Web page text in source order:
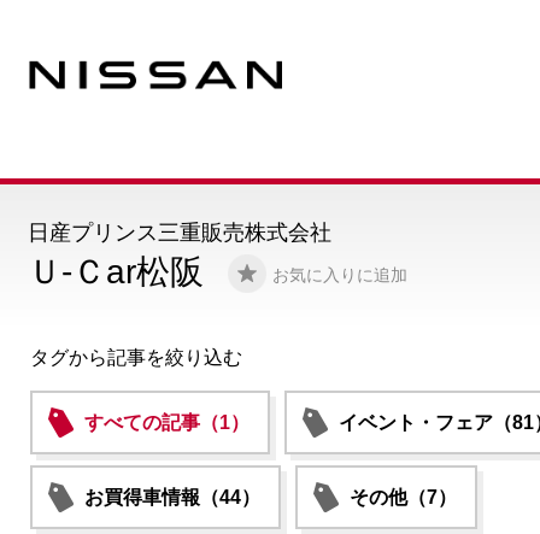
Ｕ-Ｃar松阪 お気に入りに追加
日産プリンス三重販売株式会社
タグから記事を絞り込む
すべての記事（1） イベント・フェア（81
お買得車情報（44） その他（7）